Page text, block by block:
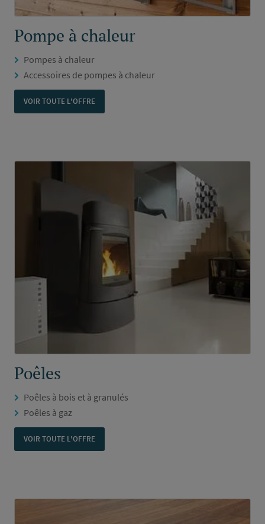
Pompe à chaleur
Pompes à chaleur
Accessoires de pompes à chaleur
VOIR TOUTE L'OFFRE
Poêles
Poêles à bois et à granulés
Poêles à gaz
VOIR TOUTE L'OFFRE